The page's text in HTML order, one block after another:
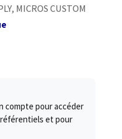
MICROS CUSTOM
compte pour accéder
et pour